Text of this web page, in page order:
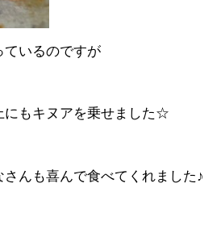
ているのですが
にもキヌアを乗せました☆
んも喜んで食べてくれました♪